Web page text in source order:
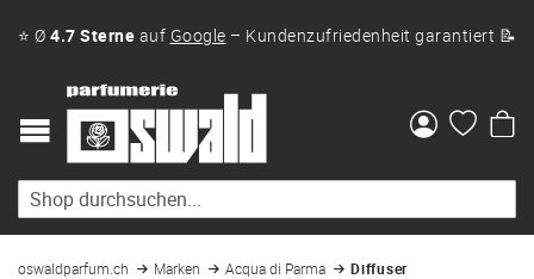
⭐ Ø 4.7 Sterne auf Google – Kundenzufriedenheit garantiert 📝
oswaldparfum.ch Marken Acqua di Parma Diffuser